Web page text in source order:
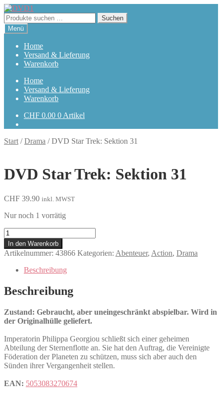
Zur
Navigation
springen
Zum
Inhalt
springen
Suchen
nach:
Suchen
Menü
Home
Versand & Lieferung
Warenkorb
Home
Versand & Lieferung
Warenkorb
CHF 0.00 0 Artikel
Start /Drama /DVD Star Trek: Sektion 31
DVD Star Trek: Sektion 31
CHF 39.90 inkl. MWST
Nur noch 1 vorrätig
Star
Trek:
Sektion
31
Menge
In den Warenkorb
Artikelnummer: 43866 Kategorien: Abenteuer, Action, Drama
Beschreibung
Beschreibung
Zustand: Gebraucht, aber uneingeschränkt abspielbar. Wird in
der Originalhülle geliefert.
Imperatorin Philippa Georgiou schließt sich einer geheimen
Abteilung der Sternenflotte an. Sie hat den Auftrag, die Vereinigte
Föderation der Planeten zu schützen, muss sich aber auch den
Sünden ihrer Vergangenheit stellen.
EAN: 5053083270674